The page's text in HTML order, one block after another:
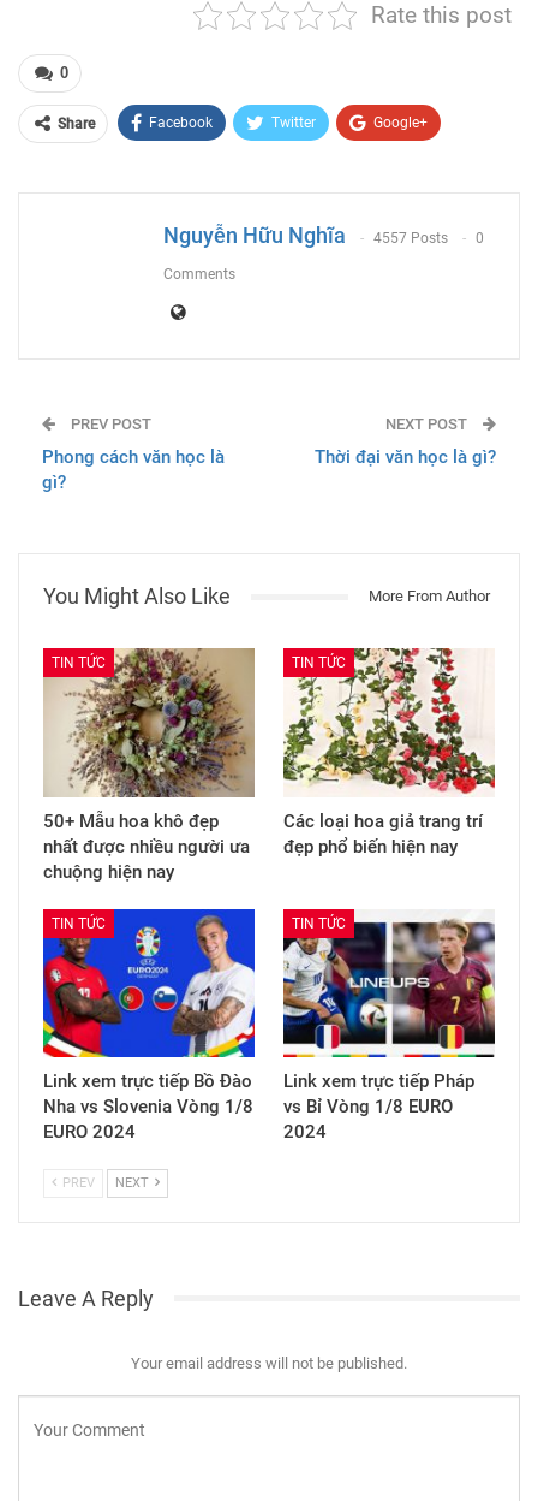
Rate this post
0
Share Facebook Twitter Google+
Nguyễn Hữu Nghĩa 4557 Posts 0
Comments
PREV POST
Phong cách văn học là
gì?
NEXT POST
Thời đại văn học là gì?
You Might Also Like More From Author
TIN TỨC
50+ Mẫu hoa khô đẹp
nhất được nhiều người ưa
chuộng hiện nay
TIN TỨC
Các loại hoa giả trang trí
đẹp phổ biến hiện nay
TIN TỨC
Link xem trực tiếp Bồ Đào
Nha vs Slovenia Vòng 1/8
EURO 2024
TIN TỨC
Link xem trực tiếp Pháp
vs Bỉ Vòng 1/8 EURO
2024
PREV NEXT
Leave A Reply
Your email address will not be published.